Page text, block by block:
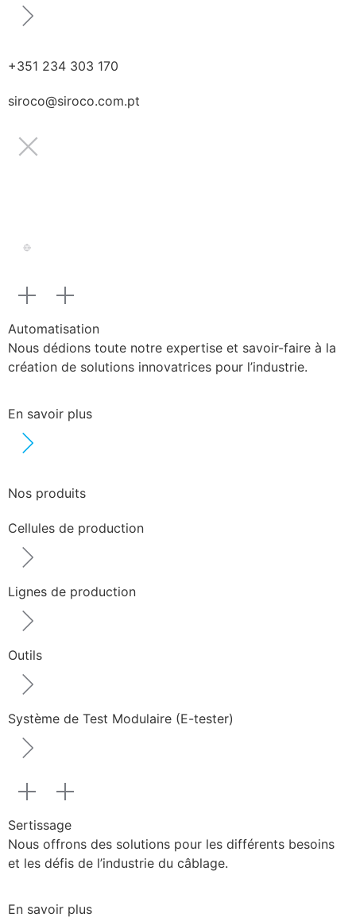
+351 234 303 170
siroco@siroco.com.pt
Automatisation
Nous dédions toute notre expertise et savoir-faire à la
création de solutions innovatrices pour l’industrie.
En savoir plus
Nos produits
Cellules de production
Lignes de production
Outils
Système de Test Modulaire (E-tester)
Sertissage
Nous offrons des solutions pour les différents besoins
et les défis de l’industrie du câblage.
En savoir plus